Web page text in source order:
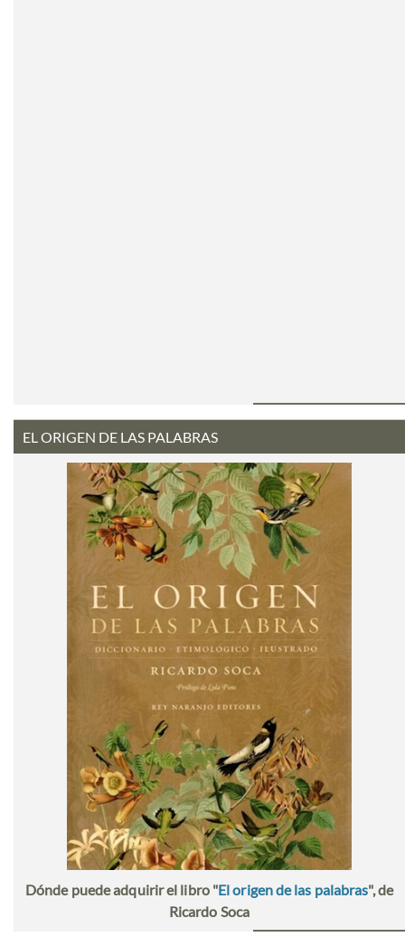
EL ORIGEN DE LAS PALABRAS
Dónde puede adquirir el libro "El origen de las palabras", de
Ricardo Soca